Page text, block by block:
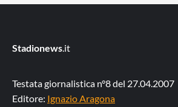
Stadionews.it
Testata giornalistica n°8 del 27.04.2007
Editore: Ignazio Aragona